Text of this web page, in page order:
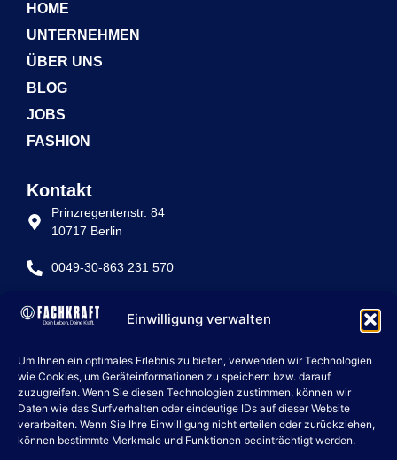
Einwilligung verwalten
Um Ihnen ein optimales Erlebnis zu bieten, verwenden wir Technologien
wie Cookies, um Geräteinformationen zu speichern bzw. darauf
zuzugreifen. Wenn Sie diesen Technologien zustimmen, können wir
Daten wie das Surfverhalten oder eindeutige IDs auf dieser Website
verarbeiten. Wenn Sie Ihre Einwilligung nicht erteilen oder zurückziehen,
können bestimmte Merkmale und Funktionen beeinträchtigt werden.
HOME
UNTERNEHMEN
ÜBER UNS
BLOG
JOBS
FASHION
Kontakt
Prinzregentenstr. 84
10717 Berlin
0049-30-863 231 570
info@fachkraft-betriebe.de
Rechtliche Seiten
IMPRESSUM
DATENSCHUTZ
COOKIE POLICY
artevie group